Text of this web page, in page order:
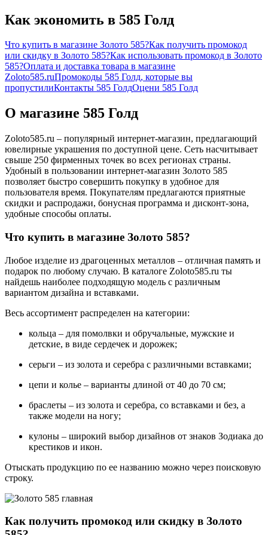
Как экономить в 585 Голд
Что купить в магазине Золото 585?Как получить промокод
или скидку в Золото 585?Как использовать промокод в Золото
585?Оплата и доставка товара в магазине
Zoloto585.ruПромокоды 585 Голд, которые вы
пропустилиКонтакты 585 ГолдОцени 585 Голд
О магазине 585 Голд
Zoloto585.ru – популярный интернет-магазин, предлагающий
ювелирные украшения по доступной цене. Сеть насчитывает
свыше 250 фирменных точек во всех регионах страны.
Удобный в пользовании интернет-магазин Золото 585
позволяет быстро совершить покупку в удобное для
пользователя время. Покупателям предлагаются приятные
скидки и распродажи, бонусная программа и дисконт-зона,
удобные способы оплаты.
Что купить в магазине Золото 585?
Любое изделие из драгоценных металлов – отличная память и
подарок по любому случаю. В каталоге Zoloto585.ru ты
найдешь наиболее подходящую модель с различным
вариантом дизайна и вставками.
Весь ассортимент распределен на категории:
кольца – для помолвки и обручальные, мужские и
детские, в виде сердечек и дорожек;
серьги – из золота и серебра с различными вставками;
цепи и колье – варианты длиной от 40 до 70 см;
браслеты – из золота и серебра, со вставками и без, а
также модели на ногу;
кулоны – широкий выбор дизайнов от знаков Зодиака до
крестиков и икон.
Отыскать продукцию по ее названию можно через поисковую
строку.
Как получить промокод или скидку в Золото